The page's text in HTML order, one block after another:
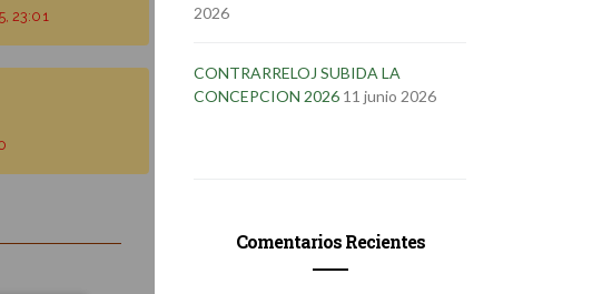
2026
CONTRARRELOJ SUBIDA LA
CONCEPCION 2026 11 junio 2026
Comentarios Recientes